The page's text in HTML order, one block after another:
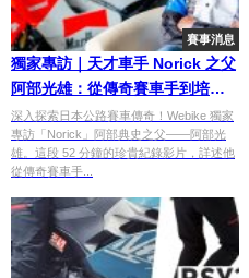
賽事消息
獨家專訪｜天才車手 Norick 之父
阿部光雄：從傳奇賽車手到培育
公路賽新星的 52 分鐘半生回憶錄
深入探索日本公路賽車傳奇！Webike 獨家
專訪「Norick」阿部典史之父——阿部光
雄。這段 52 分鐘的珍貴紀錄影片，詳述他
從傳奇賽車手...